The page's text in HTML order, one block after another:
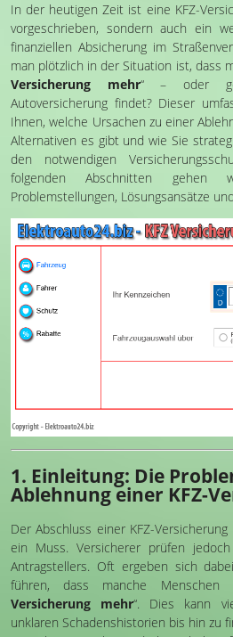
In der heutigen Zeit ist eine KFZ-
vorgeschrieben, sondern auch ein
finanziellen Absicherung im
man plötzlich in der Situation ist, dass
Versicherung mehr“ – oder
Autoversicherung findet? Dieser
Ihnen, welche Ursachen zu einer
Alternativen es gibt und wie Sie
den notwendigen
folgenden Abschnitten
Problemstellungen, Lösungsansätze
1. Einleitung: Die
Ablehnung einer KFZ-
Der Abschluss einer KFZ-
ein Muss. Versicherer prüfen
Antragstellers. Oft ergeben sich
führen, dass manche Menschen
Versicherung mehr“. Dies kann
unklaren Schadenshistorien bis hin zu